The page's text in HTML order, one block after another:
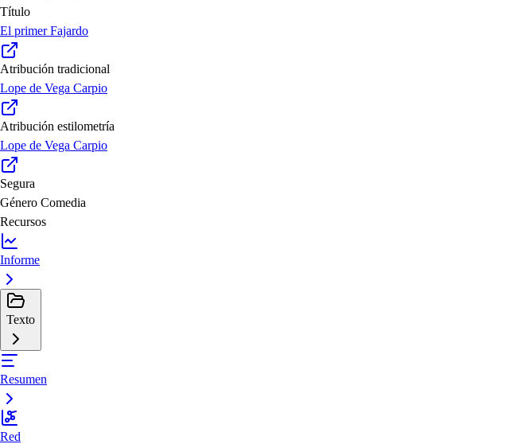
Título
El primer Fajardo
Atribución tradicional
Lope de Vega Carpio
Atribución estilometría
Lope de Vega Carpio
Segura
Género Comedia
Recursos
Informe
Texto
Resumen
Red